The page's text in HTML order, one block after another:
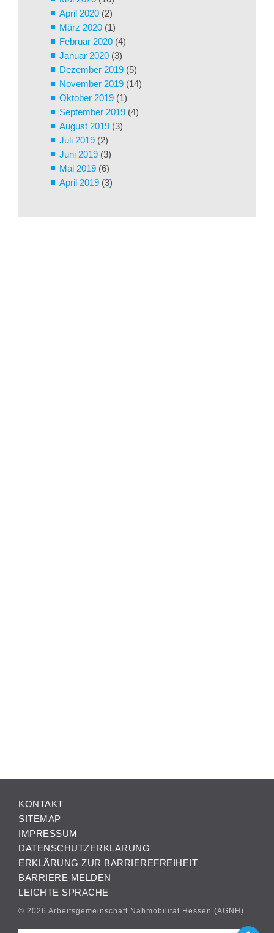
April 2020 (2)
März 2020 (1)
Februar 2020 (4)
Januar 2020 (3)
Dezember 2019 (5)
November 2019 (14)
Oktober 2019 (1)
September 2019 (4)
August 2019 (3)
Juli 2019 (2)
Juni 2019 (3)
Mai 2019 (6)
April 2019 (3)
KONTAKT
SITEMAP
IMPRESSUM
DATENSCHUTZERKLÄRUNG
ERKLÄRUNG ZUR BARRIEREFREIHEIT
BARRIERE MELDEN
LEICHTE SPRACHE
© 2026 Arbeitsgemeinschaft Nahmobilität Hessen (AGNH)